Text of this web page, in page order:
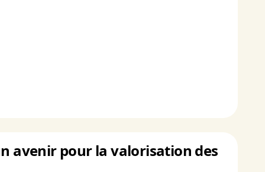
avenir pour la valorisation des